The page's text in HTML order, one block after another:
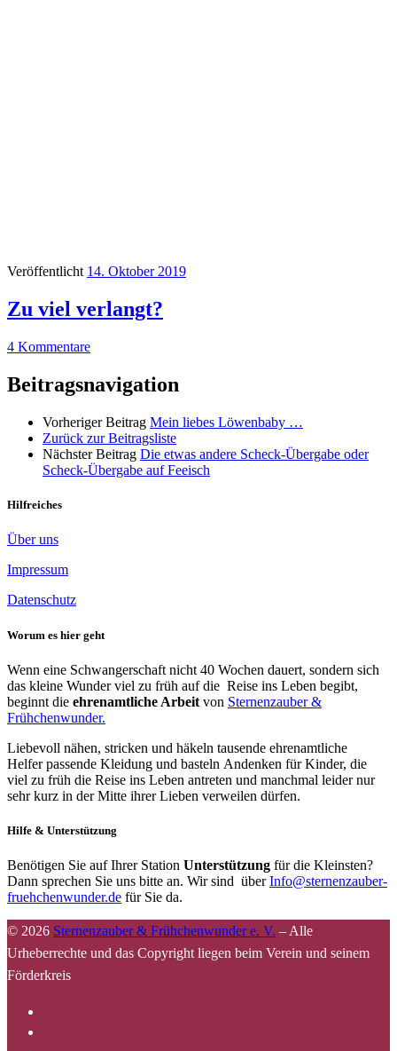
Veröffentlicht 14. Oktober 2019
Zu viel verlangt?
4 Kommentare
Beitragsnavigation
Vorheriger Beitrag Mein liebes Löwenbaby …
Zurück zur Beitragsliste
Nächster Beitrag Die etwas andere Scheck-Übergabe oder
Scheck-Übergabe auf Feeisch
Hilfreiches
Über uns
Impressum
Datenschutz
Worum es hier geht
Wenn eine Schwangerschaft nicht 40 Wochen dauert, sondern sich
das kleine Wunder viel zu früh auf die Reise ins Leben begibt,
beginnt die ehrenamtliche Arbeit von Sternenzauber &
Frühchenwunder.
Liebevoll nähen, stricken und häkeln tausende ehrenamtliche
Helfer passende Kleidung und basteln Andenken für Kinder, die
viel zu früh die Reise ins Leben antreten und manchmal leider nur
sehr kurz in der Mitte ihrer Lieben verweilen dürfen.
Hilfe & Unterstützung
Benötigen Sie auf Ihrer Station Unterstützung für die Kleinsten?
Dann sprechen Sie uns bitte an. Wir sind überInfo@sternenzauber-
fruehchenwunder.de für Sie da.
© 2026 Sternenzauber & Frühchenwunder e. V. – Alle
Urheberrechte und das Copyright liegen beim Verein und seinem
Förderkreis